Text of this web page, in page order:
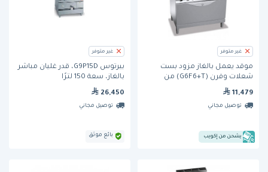
غير متوفر
موقد يعمل بالغاز مزود بست
شعلات وفرن (G6F6+T) من
11,479
توصيل مجاني
يشحن من إكويب
غير متوفر
بيرتوس G9P15D، قدر غليان مباشر
بالغاز، سعة 150 لترًا
26,450
توصيل مجاني
بائع موثق